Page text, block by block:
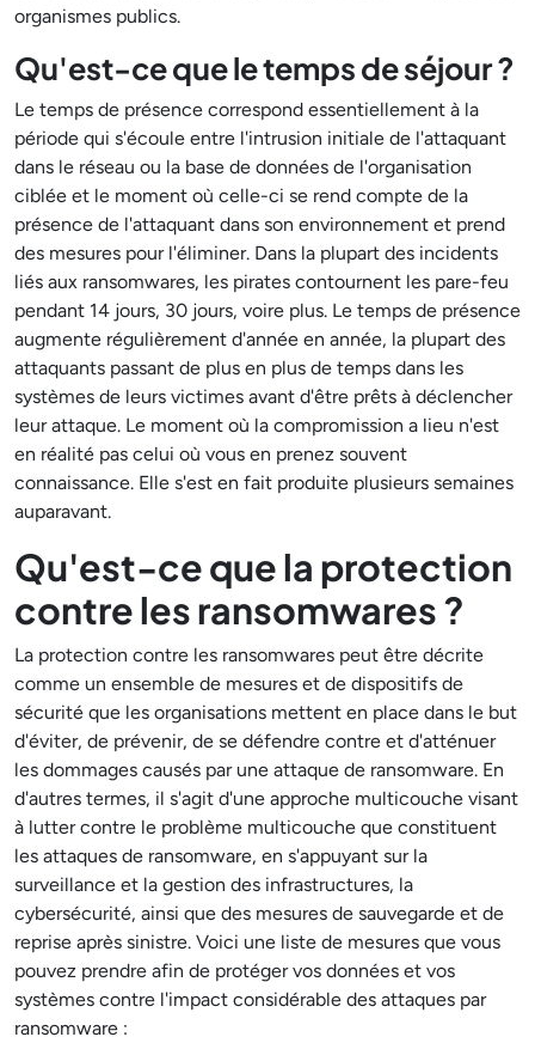
organismes publics.
Qu'est-ce que le temps de séjour ?
Le temps de présence correspond essentiellement à la
période qui s'écoule entre l'intrusion initiale de l'attaquant
dans le réseau ou la base de données de l'organisation
ciblée et le moment où celle-ci se rend compte de la
présence de l'attaquant dans son environnement et prend
des mesures pour l'éliminer. Dans la plupart des incidents
liés aux ransomwares, les pirates contournent les pare-feu
pendant 14 jours, 30 jours, voire plus. Le temps de présence
augmente régulièrement d'année en année, la plupart des
attaquants passant de plus en plus de temps dans les
systèmes de leurs victimes avant d'être prêts à déclencher
leur attaque. Le moment où la compromission a lieu n'est
en réalité pas celui où vous en prenez souvent
connaissance. Elle s'est en fait produite plusieurs semaines
auparavant.
Qu'est-ce que la protection
contre les ransomwares ?
La protection contre les ransomwares peut être décrite
comme un ensemble de mesures et de dispositifs de
sécurité que les organisations mettent en place dans le but
d'éviter, de prévenir, de se défendre contre et d'atténuer
les dommages causés par une attaque de ransomware. En
d'autres termes, il s'agit d'une approche multicouche visant
à lutter contre le problème multicouche que constituent
les attaques de ransomware, en s'appuyant sur la
surveillance et la gestion des infrastructures, la
cybersécurité, ainsi que des mesures de sauvegarde et de
reprise après sinistre. Voici une liste de mesures que vous
pouvez prendre afin de protéger vos données et vos
systèmes contre l'impact considérable des attaques par
ransomware :